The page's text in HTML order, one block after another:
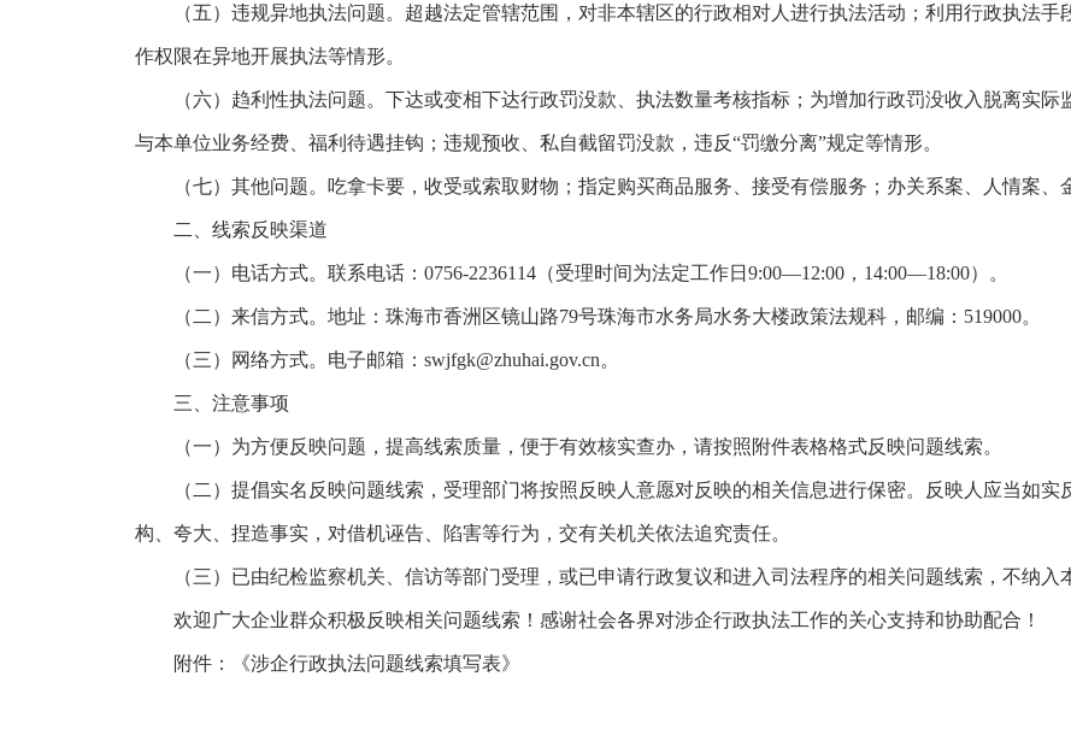
（五）违规异地执法问题。超越法定管辖范围，对非本辖区的行政相对人进行执法活动；利用行政执法手
作权限在异地开展执法等情形。
（六）趋利性执法问题。下达或变相下达行政罚没款、执法数量考核指标；为增加行政罚没收入脱离实际
与本单位业务经费、福利待遇挂钩；违规预收、私自截留罚没款，违反“罚缴分离”规定等情形。
（七）其他问题。吃拿卡要，收受或索取财物；指定购买商品服务、接受有偿服务；办关系案、人情案、
二、线索反映渠道
（一）电话方式。联系电话：0756-2236114（受理时间为法定工作日9:00—12:00，14:00—18:00）。
（二）来信方式。地址：珠海市香洲区镜山路79号珠海市水务局水务大楼政策法规科，邮编：519000。
（三）网络方式。电子邮箱： swjfgk@zhuhai.gov.cn。
三、注意事项
（一）为方便反映问题，提高线索质量，便于有效核实查办，请按照附件表格格式反映问题线索。
（二）提倡实名反映问题线索，受理部门将按照反映人意愿对反映的相关信息进行保密。反映人应当如实
构、夸大、捏造事实，对借机诬告、陷害等行为，交有关机关依法追究责任。
（三）已由纪检监察机关、信访等部门受理，或已申请行政复议和进入司法程序的相关问题线索，不纳入
欢迎广大企业群众积极反映相关问题线索！感谢社会各界对涉企行政执法工作的关心支持和协助配合！
附件：《涉企行政执法问题线索填写表》